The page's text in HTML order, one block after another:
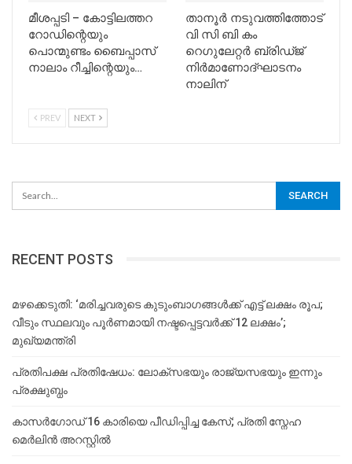
മീശപ്പടി – കോട്ടിലത്തറ
റോഡിന്റെയും
പൊന്മുണ്ടം ബൈപ്പാസ്
നാലാം റീച്ചിന്റെയും…
താനൂര്‍ നടുവത്തിത്തോട്
വി സി ബി കം
റെഗുലേറ്റര്‍ ബ്രിഡ്ജ്
നിര്‍മാണോദ്ഘാടനം
നാലിന്
PREV NEXT
RECENT POSTS
മഴക്കെടുതി: ‘മരിച്ചവരുടെ കുടുംബാഗങ്ങൾക്ക് എട്ട് ലക്ഷം രൂപ;
വീടും സ്ഥലവും പൂർണമായി നഷ്ടപ്പെട്ടവർക്ക് 12 ലക്ഷം’;
മുഖ്യമന്ത്രി
പ്രതിപക്ഷ പ്രതിഷേധം: ലോക്സഭയും രാജ്യസഭയും ഇന്നും
പ്രക്ഷുബ്ധം
കാസർഗോഡ് 16 കാരിയെ പീഡിപ്പിച്ച കേസ്; പ്രതി സ്നേഹ
മെർലിൻ അറസ്റ്റിൽ